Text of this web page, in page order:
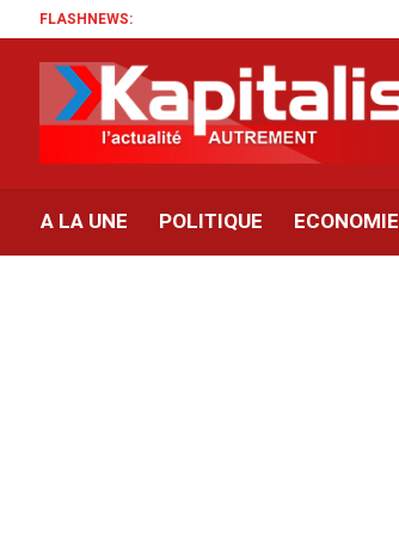
FLASHNEWS:
A LA UNE POLITIQUE ECONOMIE